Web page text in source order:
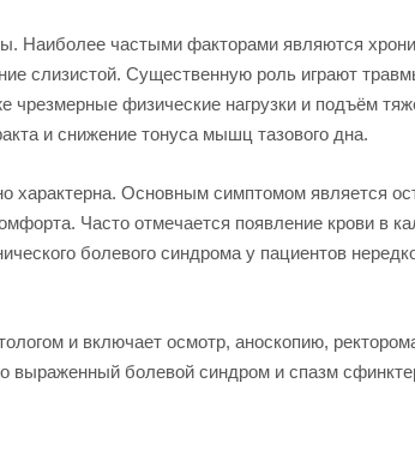
Наиболее частыми факторами являются
слизистой. Существенную роль играют
физические нагрузки и подъём
и снижение тонуса мышц тазового дна.
характерна. Основным симптомом является
Часто отмечается появление крови в
болевого синдрома у пациентов
и включает осмотр, аноскопию,
болевой синдром и спазм